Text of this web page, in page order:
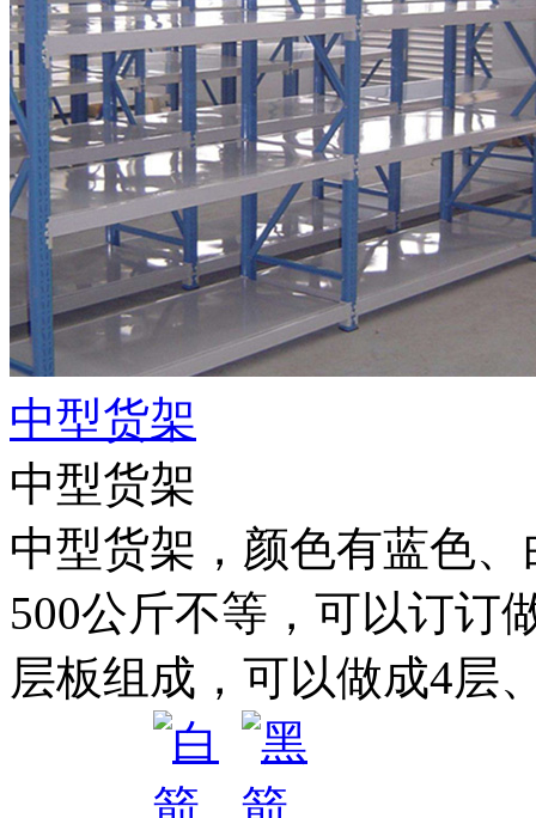
中型货架
中型货架
中型货架，颜色有蓝色
500公斤不等，可以订订
层板组成，可以做成4层